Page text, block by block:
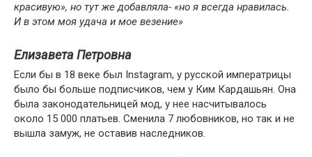
красивую», но тут же добавляла- «но я всегда нравилась.
И в этом моя удача и мое везение»
Елизавета Петровна
Если бы в 18 веке был Instagram, у русской императрицы
было бы больше подписчиков, чем у Ким Кардашьян. Она
была законодательницей мод, у нее насчитывалось
около 15 000 платьев. Сменила 7 любовников, но так и не
вышла замуж, не оставив наследников.